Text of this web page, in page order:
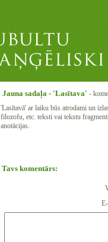
Jauna sadaļa - 'Lasītava' -
'Lasītavā' ar laiku būs atrodami un
filozofu, etc. teksti vai tekstu
anotācijas.
Tavs komentārs: